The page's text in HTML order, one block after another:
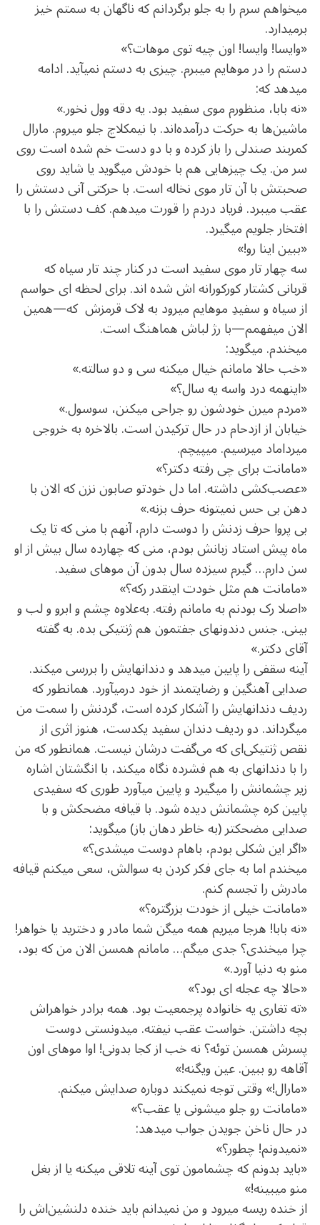
می‏خواهم سرم را به جلو برگردانم که ناگهان به سمتم خیز
برمی‏دارد.
«وایسا! وایسا! اون چیه توی موهات؟»
دستم را در موهایم می‏برم. چیزی به دستم نمی‏آید. ادامه
می‏دهد که:
«نه بابا، منظورم موی سفید بود. یه دقه وول نخور.»
ماشین‌ها به حرکت درآمده‌اند. با نیم‏کلاچ جلو می‏روم. مارال
کمربند صندلی را باز کرده و با دو دست خم شده است روی
سر من. یک چیزهایی هم با خودش می‏گوید یا شاید روی
صحبتش با آن تار موی نخاله است. با حرکتی آنی دستش را
عقب می‏برد. فریاد دردم را قورت می‏دهم. کف دستش را با
افتخار جلویم می‏گیرد.
«ببین اینا رو!»
سه چهار تار موی سفید است در کنار چند تار سیاه که
قربانی کشتار کورکورانه ‏اش شده ‏اند. برای لحظه ‏ای حواسم
از سیاه و سفیدِ موهایم می‏رود به لاک قرمزش ‏ که—همین
الان می‏فهمم—با رژ لب‏اش هماهنگ است.
می‏خندم. می‏گوید:
«خب حالا مامانم خیال می‏کنه سی و دو سالته.»
«این‏همه درد واسه یه سال؟»
«مردم می‏رن خودشون رو جراحی می‏کنن، سوسول.»
خیابان از ازدحام در حال ترکیدن است. بالاخره به خروجی
میرداماد می‏رسیم. می‏پیچم.
«مامانت برای چی رفته دکتر؟»
«عصب‌کشی داشته. اما دل خودتو صابون نزن که الان با
دهن بی‏ حس نمی‏تونه حرف بزنه.»
بی ‏پروا حرف زدنش را دوست دارم، آن‏هم با منی که تا یک
ماه پیش استاد زبانش بودم، منی که چهارده سال بیش از او
سن دارم… گیرم سیزده سال بدون آن موهای سفید.
«مامانت هم مثل خودت این‏قدر رکه؟»
«اصلا رک بودنم به مامانم رفته. به‌علاوه چشم و ابرو و لب و
بینی. جنس دندون‏های جفت‏مون هم ژنتیکی بده. به گفته
آقای دکتر.»
آینه سقفی را پایین می‏دهد و دندان‏هایش را بررسی می‏کند.
صدایی آهنگین و رضایت‏مند از خود درمی‏آورد. همان‏طور که
ردیف دندان‏هایش را آشکار کرده است، گردنش را سمت من
می‏گرداند. دو ردیف دندان سفید یکدست، هنوز اثری از
نقص ژنتیکی‌ای که می‌گفت درشان نیست. همان‏طور که من
را با دندان‏های به‏ هم ‏فشرده نگاه می‏کند، با انگشتان اشاره‏
زیر چشمانش را می‏گیرد و پایین می‏آورد طوری که سفیدی
پایین کره چشمانش دیده شود. با قیافه مضحکش و با
صدایی مضحک‏تر (به‏ خاطر دهان باز) می‏گوید:
«اگر این شکلی بودم، باهام دوست می‏شدی؟»
می‏خندم اما به جای فکر کردن به سوالش، سعی می‏کنم قیافه
مادرش را تجسم کنم.
«مامانت خیلی از خودت بزرگ‏تره؟»
«نه بابا! هرجا می‏ریم همه می‏گن شما مادر و دخترید یا خواهر!
چرا می‏خندی؟ جدی می‏گم… مامانم همسن الان من که بود،
منو به دنیا آورد.»
«حالا چه عجله ‏ای بود؟»
«ته ‏تغاری یه خانواده پرجمعیت بود. همه برادر خواهراش
بچه داشتن. خواست عقب نیفته. می‏دونستی دوست
پسرش هم‏سن توئه؟ نه خب از کجا بدونی! اوا موهای اون
آقاهه رو ببین. عین ویگنه!»
«مارال!» وقتی توجه نمی‏کند دوباره صدایش می‏کنم.
«مامانت رو جلو می‏شونی یا عقب؟»
در حال ناخن جویدن جواب می‏دهد:
«نمی‏دونم! چطور؟»
«باید بدونم که چشمامون توی آینه تلاقی می‏کنه یا از بغل
منو می‏بینه!»
از خنده ریسه می‏رود و من نمی‏دانم باید خنده دلنشین‌اش را